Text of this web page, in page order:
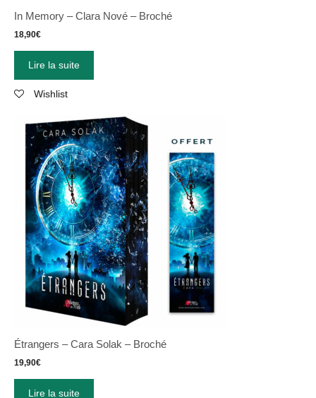
In Memory – Clara Nové – Broché
18,90€
Lire la suite
Wishlist
Étrangers – Cara Solak – Broché
19,90€
Lire la suite